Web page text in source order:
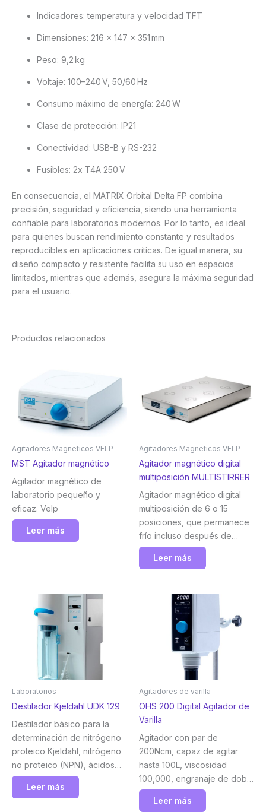
Indicadores: temperatura y velocidad TFT
Dimensiones: 216 × 147 × 351 mm
Peso: 9,2 kg
Voltaje: 100–240 V, 50/60 Hz
Consumo máximo de energía: 240 W
Clase de protección: IP21
Conectividad: USB-B y RS-232
Fusibles: 2x T4A 250 V
En consecuencia, el MATRIX Orbital Delta FP combina
precisión, seguridad y eficiencia, siendo una herramienta
confiable para laboratorios modernos. Por lo tanto, es ideal
para quienes buscan rendimiento constante y resultados
reproducibles en aplicaciones críticas. De igual manera, su
diseño compacto y resistente facilita su uso en espacios
limitados, mientras que además, asegura la máxima seguridad
para el usuario.
Productos relacionados
Agitadores Magneticos VELP
MST Agitador magnético
Agitador magnético de
laboratorio pequeño y
eficaz. Velp
Leer más
Agitadores Magneticos VELP
Agitador magnético digital
multiposición MULTISTIRRER
Agitador magnético digital
multiposición de 6 o 15
posiciones, que permanece
frío incluso después de
varios días de uso continuo.
Velp
Leer más
Laboratorios
Destilador Kjeldahl UDK 129
Destilador básico para la
determinación de nitrógeno
proteico Kjeldahl, nitrógeno
no proteico (NPN), ácidos
volátiles y otros analitos. Una
solución sencilla y fiable con
Leer más
Agitadores de varilla
OHS 200 Digital Agitador de
Varilla
Agitador con par de
200Ncm, capaz de agitar
hasta 100L, viscosidad
100,000, engranaje de doble
velocidad, pantalla digital y
temporizador Velp
Leer más